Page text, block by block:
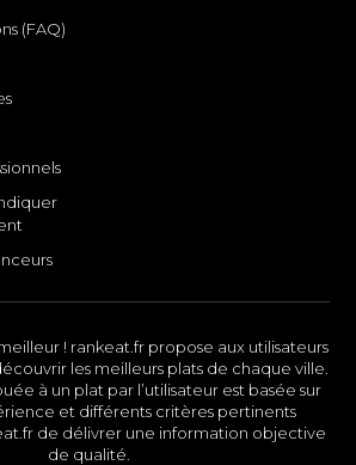
(FAQ)
! rankeat.fr propose aux utilisateurs
les meilleurs plats de chaque ville.
à un plat par l’utilisateur est basée sur
et différents critères pertinents
de délivrer une information objective
de qualité.